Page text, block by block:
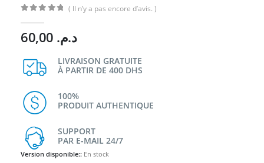
( Il n’y a pas encore d’avis. )
د.م.
LIVRAISON GRATUITE
À PARTIR DE 400 DHS
100%
PRODUIT AUTHENTIQUE
SUPPORT
PAR E-MAIL 24/7
Version disponible:: En stock